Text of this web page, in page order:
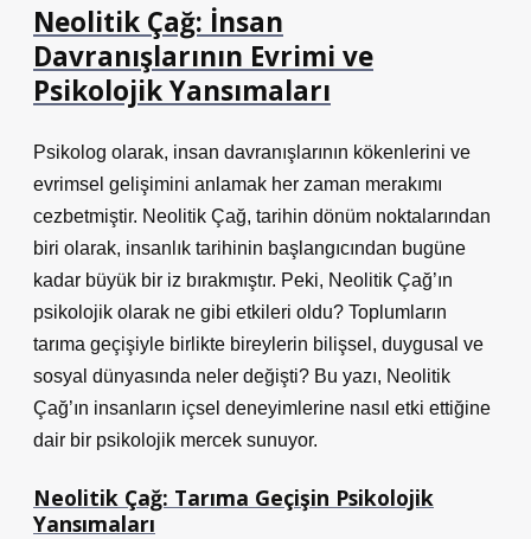
Neolitik Çağ: İnsan
Davranışlarının Evrimi ve
Psikolojik Yansımaları
Psikolog olarak, insan davranışlarının kökenlerini ve
evrimsel gelişimini anlamak her zaman merakımı
cezbetmiştir. Neolitik Çağ, tarihin dönüm noktalarından
biri olarak, insanlık tarihinin başlangıcından bugüne
kadar büyük bir iz bırakmıştır. Peki, Neolitik Çağ’ın
psikolojik olarak ne gibi etkileri oldu? Toplumların
tarıma geçişiyle birlikte bireylerin bilişsel, duygusal ve
sosyal dünyasında neler değişti? Bu yazı, Neolitik
Çağ’ın insanların içsel deneyimlerine nasıl etki ettiğine
dair bir psikolojik mercek sunuyor.
Neolitik Çağ: Tarıma Geçişin Psikolojik
Yansımaları